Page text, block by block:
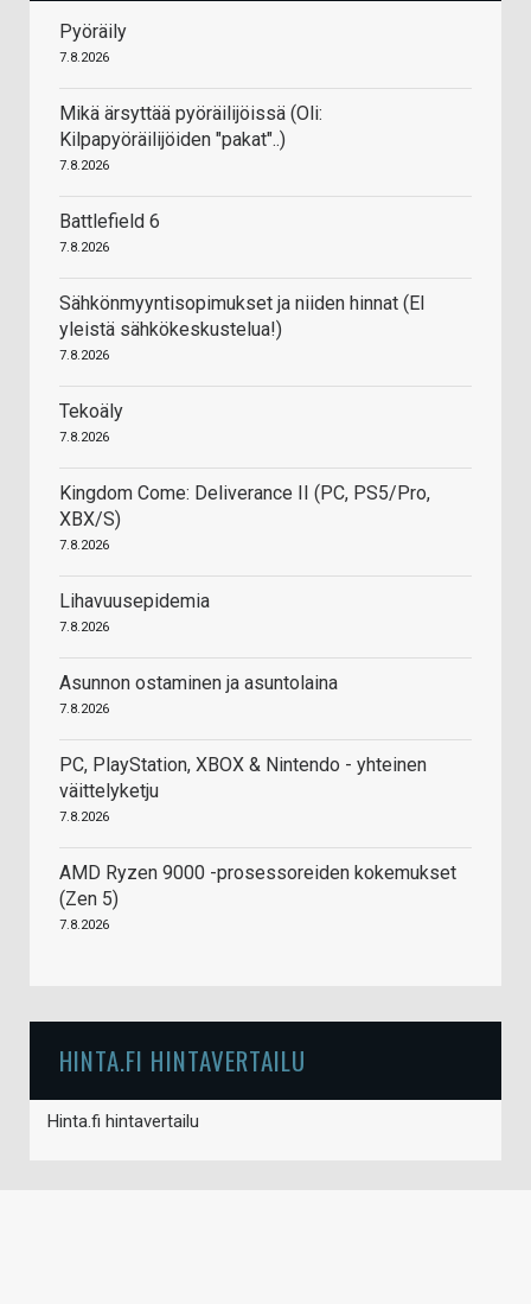
Pyöräily
7.8.2026
Mikä ärsyttää pyöräilijöissä (Oli:
Kilpapyöräilijöiden "pakat"..)
7.8.2026
Battlefield 6
7.8.2026
Sähkönmyyntisopimukset ja niiden hinnat (EI
yleistä sähkökeskustelua!)
7.8.2026
Tekoäly
7.8.2026
Kingdom Come: Deliverance II (PC, PS5/Pro,
XBX/S)
7.8.2026
Lihavuusepidemia
7.8.2026
Asunnon ostaminen ja asuntolaina
7.8.2026
PC, PlayStation, XBOX & Nintendo - yhteinen
väittelyketju
7.8.2026
AMD Ryzen 9000 -prosessoreiden kokemukset
(Zen 5)
7.8.2026
HINTA.FI HINTAVERTAILU
Hinta.fi hintavertailu